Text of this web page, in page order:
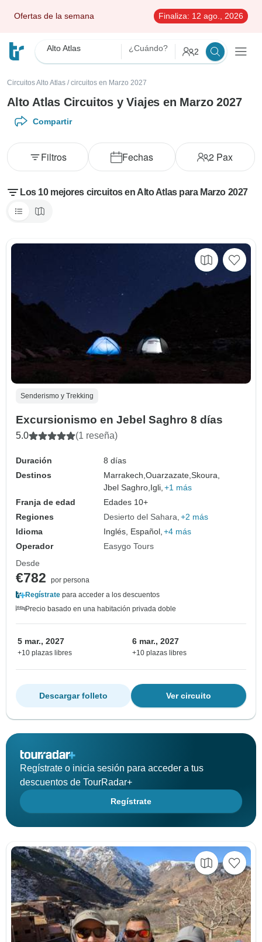
Ofertas de la semana Finaliza: 12 ago., 2026
Alto Atlas ¿Cuándo? 2
Circuitos Alto Atlas / circuitos en Marzo 2027
Alto Atlas Circuitos y Viajes en Marzo 2027
Compartir
Fechas 2 Pax
Filtros
Los 10 mejores circuitos en Alto Atlas para Marzo 2027
Senderismo y Trekking
Excursionismo en Jebel Saghro 8 días
5.0 (1 reseña)
Duración
8 días
Destinos
Marrakech,Ouarzazate,Skoura,
Jbel Saghro, Igli, +1 más
Franja de edad
Edades 10+
Regiones
Desierto del Sahara +2 más
Idioma
Inglés, Español, +4 más
Operador
Easygo Tours
Desde
€782
por persona
Regístrate para acceder a los descuentos
Precio basado en una habitación privada doble
5 mar., 2027
+10 plazas libres
6 mar., 2027
+10 plazas libres
Ver circuito
Descargar folleto
Regístrate o inicia sesión para acceder a tus
descuentos de TourRadar+
Regístrate